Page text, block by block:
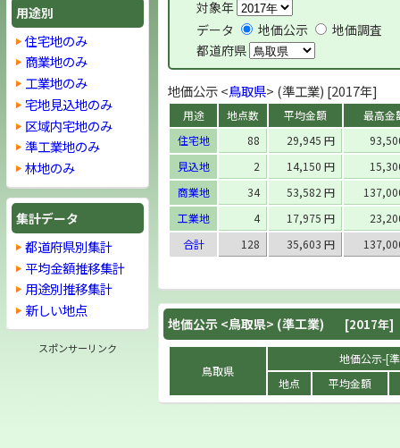
対象年
データ
地価公示
地価調査
都道府県
地価公示 <鳥取県> (準工業) [2017年]
用途 地点数 平均金額
最高金
住宅地
88 29,945 円
見込地
2 14,150 円
商業地
34 53,582 円
工業地
4 17,975 円
合計
128 35,603 円
地価公示 <鳥取県> (準工業) [2017年]
鳥取県
地価公示-[
地点
平均金額
用途別
住宅地のみ
商業地のみ
工業地のみ
宅地見込地のみ
区域内宅地のみ
準工業地のみ
林地のみ
集計データ
都道府県別集計
平均金額推移集計
用途別推移集計
新しい地点
スポンサーリンク